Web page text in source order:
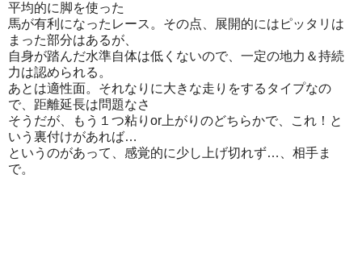
平均的に脚を使った
馬が有利になったレース。その点、展開的にはピッタリは
まった部分はあるが、
自身が踏んだ水準自体は低くないので、一定の地力＆持続
力は認められる。
あとは適性面。それなりに大きな走りをするタイプなの
で、距離延長は問題なさ
そうだが、もう１つ粘りor上がりのどちらかで、これ！と
いう裏付けがあれば…
というのがあって、感覚的に少し上げ切れず…、相手ま
で。